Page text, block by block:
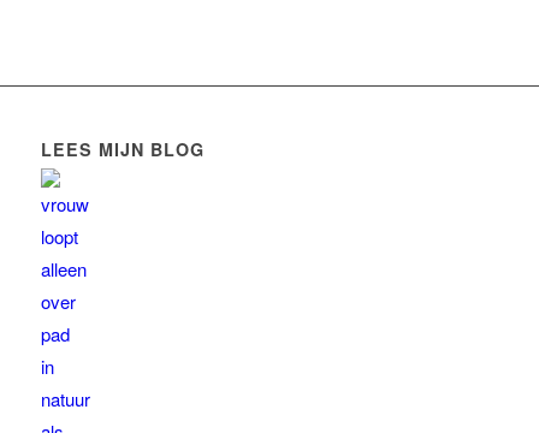
LEES MIJN BLOG